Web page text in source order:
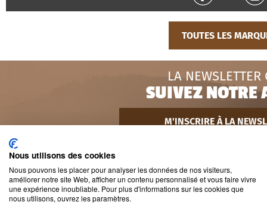
TOUTES LES
LA NEWSLETTER
SUIVEZ NOTRE
M'INSCRIRE À LA
INFOS ET
Nous utilisons des cookies
Nous pouvons les placer pour analyser les données de nos visiteurs,
améliorer notre site Web, afficher un contenu personnalisé et vous faire vivre
une expérience inoubliable. Pour plus d'informations sur les cookies que
nous utilisons, ouvrez les paramètres.